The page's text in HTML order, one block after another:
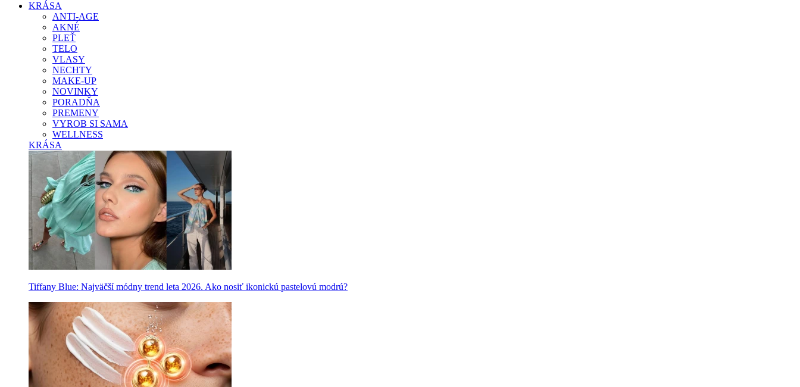
KRÁSA
ANTI-AGE
AKNÉ
PLEŤ
TELO
VLASY
NECHTY
MAKE-UP
NOVINKY
PORADŇA
PREMENY
VYROB SI SAMA
WELLNESS
KRÁSA
Tiffany Blue: Najväčší módny trend leta 2026. Ako nosiť ikonickú pastelovú modrú?